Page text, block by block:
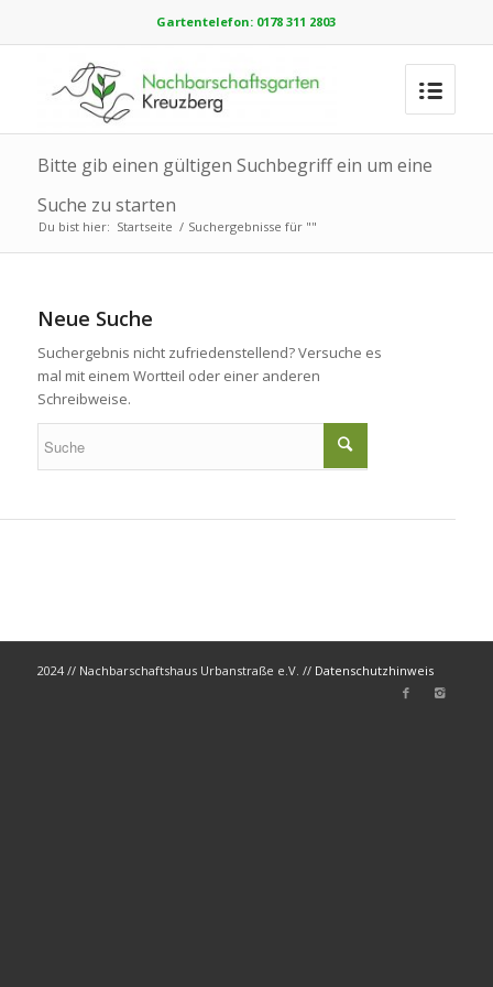
Gartentelefon: 0178 311 2803
Bitte gib einen gültigen Suchbegriff ein um eine
Suche zu starten
Du bist hier: Startseite / Suchergebnisse für ""
Neue Suche
Suchergebnis nicht zufriedenstellend? Versuche es
mal mit einem Wortteil oder einer anderen
Schreibweise.
2024 // Nachbarschaftshaus Urbanstraße e.V. // Datenschutzhinweis